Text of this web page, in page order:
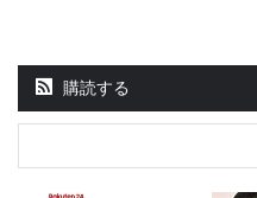
購読する